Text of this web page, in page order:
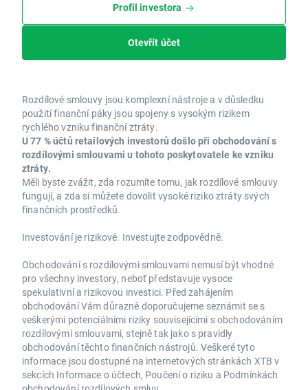
Profil investora
Otevřít účet
Rozdílové smlouvy jsou komplexní nástroje a v důsledku
použití finanční páky jsou spojeny s vysokým rizikem
rychlého vzniku finanční ztráty.
U 77 % účtů retailových investorů došlo při obchodování s
rozdílovými smlouvami u tohoto poskytovatele ke vzniku
ztráty.
Měli byste zvážit, zda rozumíte tomu, jak rozdílové smlouvy
fungují, a zda si můžete dovolit vysoké riziko ztráty svých
finančních prostředků.
Investování je rizikové. Investujte zodpovědně.
Obchodování s rozdílovými smlouvami nemusí být vhodné
pro všechny investory, neboť představuje vysoce
spekulativní a rizikovou investici. Před zahájením
obchodování Vám důrazně doporučujeme seznámit se s
veškerými potenciálními riziky souvisejícími s obchodováním
rozdílovými smlouvami, stejně tak jako s pravidly
obchodování těchto finančních nástrojů. Veškeré tyto
informace jsou dostupné na internetových stránkách XTB v
sekcích Informace o účtech, Poučení o riziku a Podmínkách